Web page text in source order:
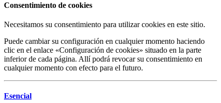
Consentimiento de cookies
Necesitamos su consentimiento para utilizar cookies en este sitio.
Puede cambiar su configuración en cualquier momento haciendo
clic en el enlace «Configuración de cookies» situado en la parte
inferior de cada página. Allí podrá revocar su consentimiento en
cualquier momento con efecto para el futuro.
Esencial